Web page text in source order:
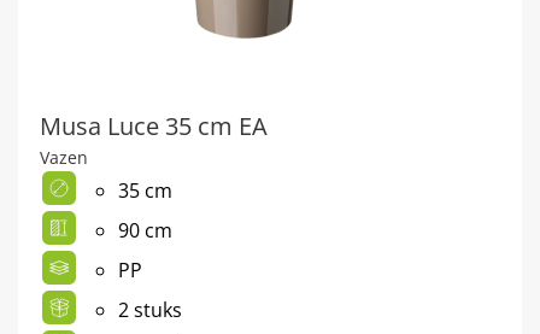
Musa Luce 35 cm EA
Vazen
35 cm
90 cm
PP
2 stuks